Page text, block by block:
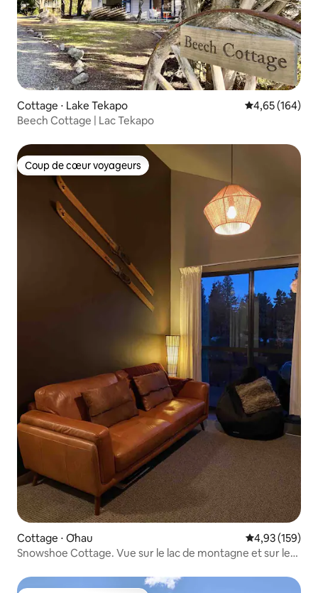
Cottage ⋅ Lake Tekapo Évaluation
4,65 (164)
Beech Cottage | Lac Tekapo
Coup de cœur voyageurs
Coup de cœur voyageurs
Cottage ⋅ Ōhau Évaluation
4,93 (159)
Snowshoe Cottage. Vue sur le lac de montagne et sur les